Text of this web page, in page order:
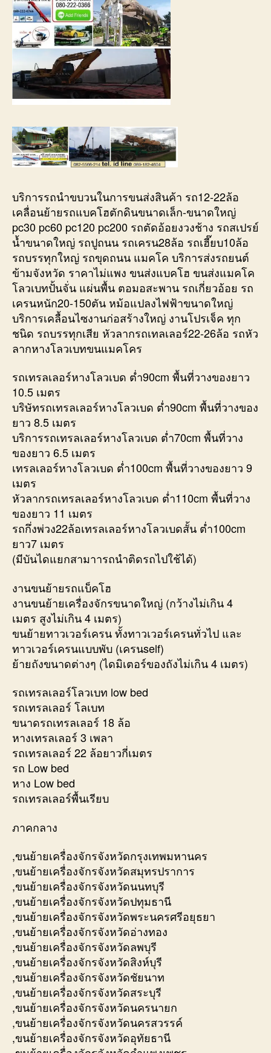
บริการรถนำขบวนในการขนส่งสินค้า รถ12-22ล้อ
เคลื่อนย้ายรถแบคโฮตักดินขนาดเล็ก-ขนาดใหญ่
pc30 pc60 pc120 pc200 รถตัดอ้อยงวงช้าง รถสเปรย์
น้ำขนาดใหญ่ รถปูถนน รถเครน28ล้อ รถเฮี๊ยบ10ล้อ
รถบรรทุกใหญ่ รถขุดถนน แมคโค บริการส่งรถยนต์
ข้ามจังหวัด ราคาไม่แพง ขนส่งแบคโฮ ขนส่งแมคโค
โลวเบทปั้นจั่น แผ่นพื้น ตอมอสะพาน รถเกี่ยวอ้อย รถ
เครนหนัก20-150ตัน หม้อแปลงไฟฟ้าขนาดใหญ่
บริการเคลื้อนไซงานก่อสร้างใหญ่ งานโปรเจ็ค ทุก
ชนิด รถบรรทุกเสีย หัวลากรถเทลเลอร์22-26ล้อ รถหัว
ลากหางโลวเบทขนแมคโคร
รถเทรลเลอร์หางโลวเบด ต่ำ90cm พื้นที่วางของยาว
10.5 เมตร
บริษัทรถเทรลเลอร์หางโลวเบด ต่ำ90cm พื้นที่วางของ
ยาว 8.5 เมตร
บริการรถเทรลเลอร์หางโลวเบด ต่ำ70cm พื้นที่วาง
ของยาว 6.5 เมตร
เทรลเลอร์หางโลวเบด ต่ำ100cm พื้นที่วางของยาว 9
เมตร
หัวลากรถเทรลเลอร์หางโลวเบด ต่ำ110cm พื้นที่วาง
ของยาว 11 เมตร
รถกึ่งพ่วง22ล้อเทรลเลอร์หางโลวเบดสั้น ต่ำ100cm
ยาว7 เมตร
(มีบันไดแยกสามาารถนำติดรถไปใช้ได้)
งานขนย้ายรถแบ็คโฮ
งานขนย้ายเครื่องจักรขนาดใหญ่ (กว้างไม่เกิน 4
เมตร สูงไม่เกิน 4 เมตร)
ขนย้ายทาวเวอร์เครน ทั้งทาวเวอร์เครนทั่วไป และ
ทาวเวอร์เครนแบบพับ (เครนself)
ย้ายถังขนาดต่างๆ (ไดมิเตอร์ของถังไม่เกิน 4 เมตร)
รถเทรลเลอร์โลวเบท low bed
รถเทรลเลอร์ โลเบท
ขนาดรถเทรลเลอร์ 18 ล้อ
หางเทรลเลอร์ 3 เพลา
รถเทรลเลอร์ 22 ล้อยาวกี่เมตร
รถ Low bed
หาง Low bed
รถเทรลเลอร์พื้นเรียบ
ภาคกลาง
,ขนย้ายเครื่องจักรจังหวัดกรุงเทพมหานคร
,ขนย้ายเครื่องจักรจังหวัดสมุทรปราการ
,ขนย้ายเครื่องจักรจังหวัดนนทบุรี
,ขนย้ายเครื่องจักรจังหวัดปทุมธานี
,ขนย้ายเครื่องจักรจังหวัดพระนครศรีอยุธยา
,ขนย้ายเครื่องจักรจังหวัดอ่างทอง
,ขนย้ายเครื่องจักรจังหวัดลพบุรี
,ขนย้ายเครื่องจักรจังหวัดสิงห์บุรี
,ขนย้ายเครื่องจักรจังหวัดชัยนาท
,ขนย้ายเครื่องจักรจังหวัดสระบุรี
,ขนย้ายเครื่องจักรจังหวัดนครนายก
,ขนย้ายเครื่องจักรจังหวัดนครสวรรค์
,ขนย้ายเครื่องจักรจังหวัดอุทัยธานี